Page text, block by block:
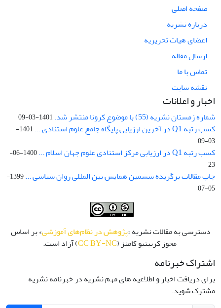
صفحه اصلی
درباره نشریه
اعضای هیات تحریریه
ارسال مقاله
تماس با ما
نقشه سایت
اخبار و اعلانات
شماره زمستان نشریه (55) با موضوع کرونا منتشر شد. 1401-03-09
کسب رتبه Q1 در آخرین ارزیابی پایگاه جامع علوم استنادی ...
1401-
03-09
کسب رتبه Q1 در ارزیابی مرکز استنادی علوم جهان اسلام ...
1400-06-
23
چاپ مقالات برگزیده ششمین همایش بین المللی روان شناسی ...
1399-
05-07
دسترسی به مقالات نشریه «پژوهش در نظام‌های آموزشی» بر اساس
مجوز کرییتیو کامنز (CC BY-NC) آزاد است.
اشتراک خبرنامه
برای دریافت اخبار و اطلاعیه های مهم نشریه در خبرنامه نشریه
مشترک شوید.